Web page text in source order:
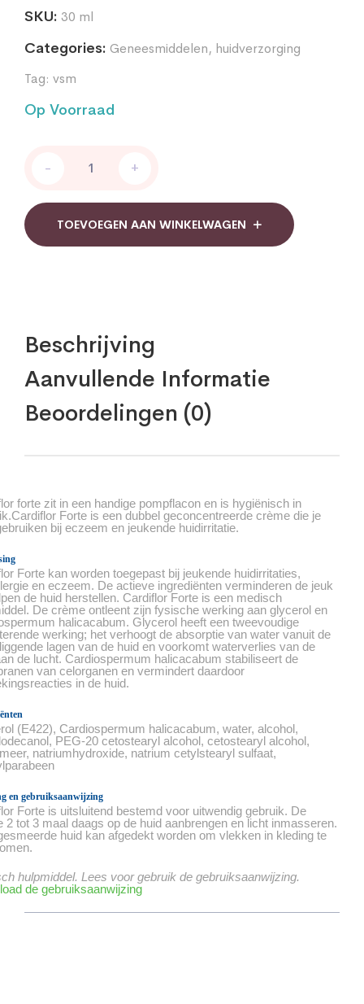
SKU: 30 ml
Categories: Geneesmiddelen, huidverzorging
Tag: vsm
Op Voorraad
Forte
quantity
- +
TOEVOEGEN AAN WINKELWAGEN
Beschrijving
Aanvullende Informatie
Beoordelingen (0)
forte zit in een handige pompflacon en is hygiënisch in
Forte is een dubbel geconcentreerde crème die je
bij eczeem en jeukende huidirritatie.
Forte kan worden toegepast bij jeukende huidirritaties,
en eczeem. De actieve ingrediënten verminderen de jeuk
de huid herstellen. Cardiflor Forte is een medisch
De crème ontleent zijn fysische werking aan glycerol en
halicacabum. Glycerol heeft een tweevoudige
werking; het verhoogt de absorptie van water vanuit de
lagen van de huid en voorkomt waterverlies van de
de lucht. Cardiospermum halicacabum stabiliseert de
van celorganen en vermindert daardoor
in de huid.
(E422), Cardiospermum halicacabum, water, alcohol,
PEG-20 cetostearyl alcohol, cetostearyl alcohol,
natriumhydroxide, natrium cetylstearyl sulfaat,
en gebruiksaanwijzing
Forte is uitsluitend bestemd voor uitwendig gebruik. De
2 tot 3 maal daags op de huid aanbrengen en licht inmasseren.
huid kan afgedekt worden om vlekken in kleding te
hulpmiddel. Lees voor gebruik de gebruiksaanwijzing.
de gebruiksaanwijzing